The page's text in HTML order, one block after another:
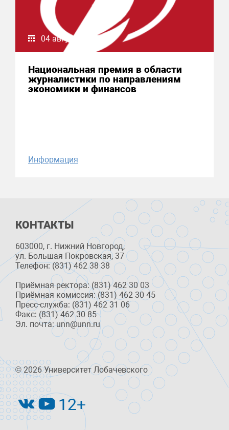
04 августа 2026
Национальная премия в области
журналистики по направлениям
экономики и финансов
Информация
КОНТАКТЫ
603000, г. Нижний Новгород,
ул. Большая Покровская, 37
Телефон: (831) 462 38 38
Приёмная ректора: (831) 462 30 03
Приёмная комиссия: (831) 462 30 45
Пресс-служба: (831) 462 31 06
Факс: (831) 462 30 85
Эл. почта: unn@unn.ru
© 2026 Университет Лобачевского
12+